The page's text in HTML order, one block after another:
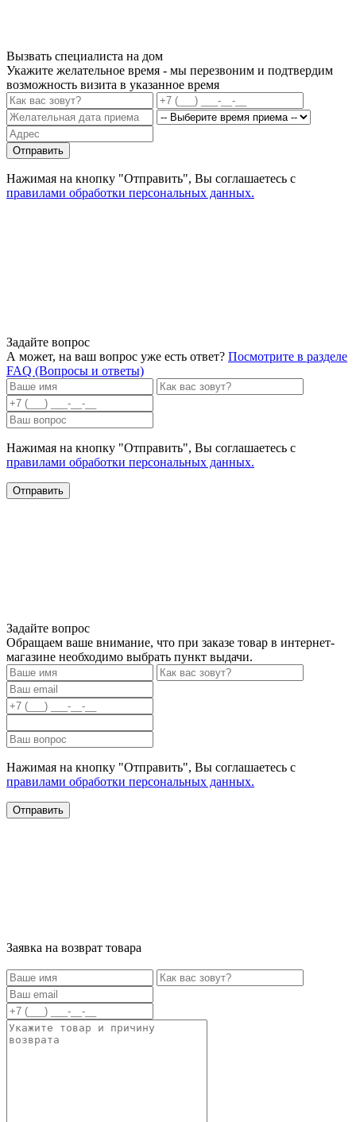
Вызвать специалиста на дом
Укажите желательное время - мы перезвоним и подтвердим
возможность визита в указанное время
Отправить
Нажимая на кнопку "Отправить", Вы соглашаетесь с
правилами обработки персональных данных.
Задайте вопрос
А может, на ваш вопрос уже есть ответ? Посмотрите в разделе
FAQ (Вопросы и ответы)
Нажимая на кнопку "Отправить", Вы соглашаетесь с
правилами обработки персональных данных.
Задайте вопрос
Обращаем ваше внимание, что при заказе товар в интернет-
магазине необходимо выбрать пункт выдачи.
Нажимая на кнопку "Отправить", Вы соглашаетесь с
правилами обработки персональных данных.
Заявка на возврат товара